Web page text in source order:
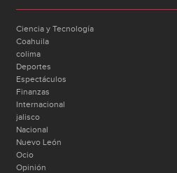
Ciencia y Tecnología
Coahuila
colima
Deportes
Espectáculos
Finanzas
Internacional
jalisco
Nacional
Nuevo León
Ocio
Opinión